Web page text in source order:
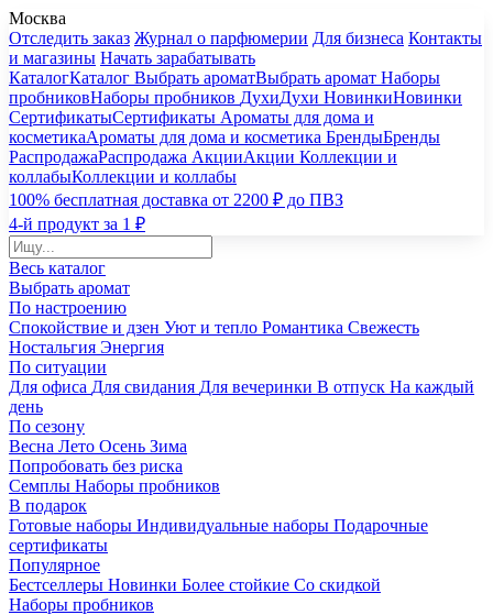
Москва
Отследить заказ Журнал о парфюмерии Для бизнеса Контакты
и магазины Начать зарабатывать
КаталогКаталог Выбрать ароматВыбрать аромат Наборы
пробниковНаборы пробников ДухиДухи НовинкиНовинки
СертификатыСертификаты Ароматы для дома и
косметикаАроматы для дома и косметика БрендыБренды
РаспродажаРаспродажа АкцииАкции Коллекции и
коллабыКоллекции и коллабы
100% бесплатная доставка от 2200 ₽ до ПВЗ
4-й продукт за 1 ₽
Весь каталог
Выбрать аромат
По настроению
Спокойствие и дзен Уют и тепло Романтика Свежесть
Ностальгия Энергия
По ситуации
Для офиса Для свидания Для вечеринки В отпуск На каждый
день
По сезону
Весна Лето Осень Зима
Попробовать без риска
Семплы Наборы пробников
В подарок
Готовые наборы Индивидуальные наборы Подарочные
сертификаты
Популярное
Бестселлеры Новинки Более стойкие Со скидкой
Наборы пробников